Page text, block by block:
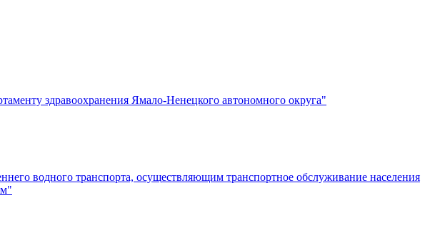
здравоохранения Ямало-Ненецкого автономного округа"
водного транспорта, осуществляющим транспортное обслуживание населения